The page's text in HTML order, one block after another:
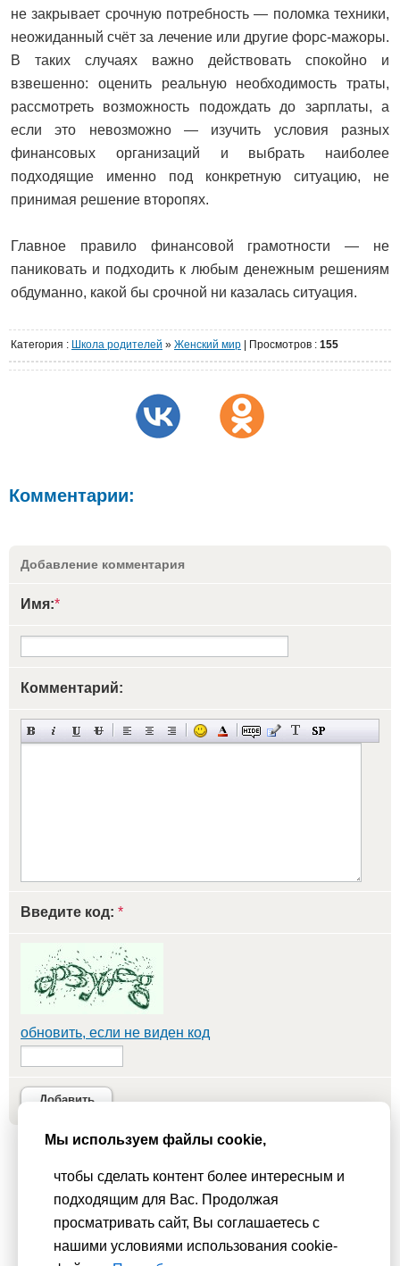
не закрывает срочную потребность — поломка техники,
неожиданный счёт за лечение или другие форс-мажоры.
В таких случаях важно действовать спокойно и
взвешенно: оценить реальную необходимость траты,
рассмотреть возможность подождать до зарплаты, а
если это невозможно — изучить условия разных
финансовых организаций и выбрать наиболее
подходящие именно под конкретную ситуацию, не
принимая решение второпях.
Главное правило финансовой грамотности — не
паниковать и подходить к любым денежным решениям
обдуманно, какой бы срочной ни казалась ситуация.
Категория : Школа родителей » Женский мир Просмотров : 155
Комментарии:
Добавление комментария
Имя:*
Комментарий:
Введите код: *
обновить, если не виден код
Добавить
конфиденциальности
При использовании материалов активная гиперссылка на
Сhudesenka.ru обязательна. © 2010 - 2026
Мы используем файлы cookie,
чтобы сделать контент более интересным и
подходящим для Вас. Продолжая
просматривать сайт, Вы соглашаетесь с
нашими условиями использования cookie-